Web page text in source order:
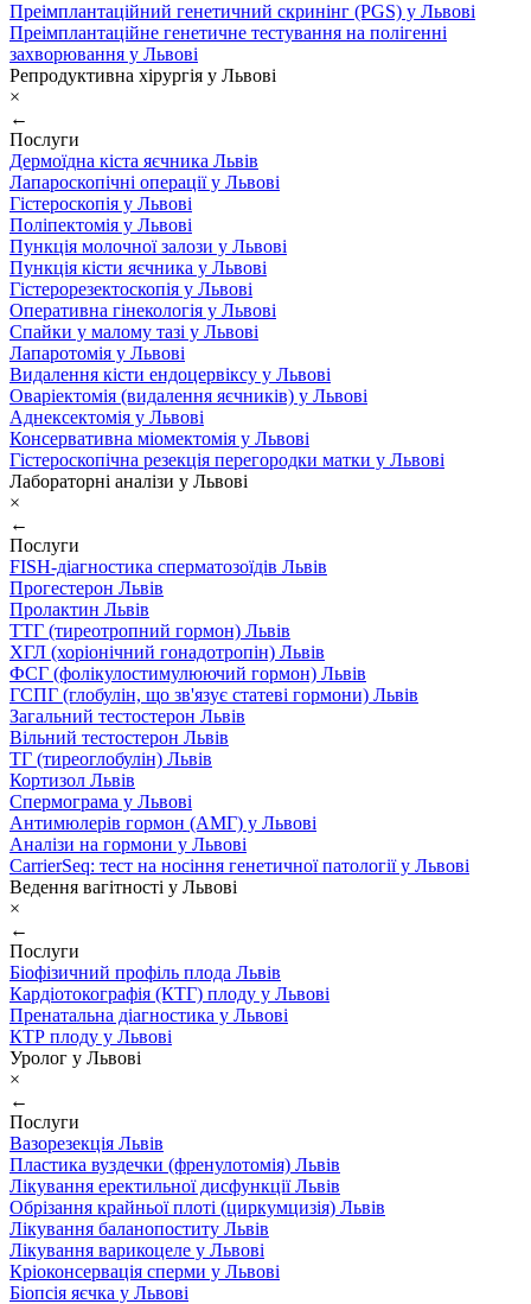
Преімплантаційний генетичний скринінг (PGS) у Львові
Преімплантаційне генетичне тестування на полігенні
захворювання у Львові
Репродуктивна хірургія у Львові
×
←
Послуги
Дермоїдна кіста яєчника Львів
Лапароскопічні операції у Львові
Гістероскопія у Львові
Поліпектомія у Львові
Пункція молочної залози у Львові
Пункція кісти яєчника у Львові
Гістерорезектоскопія у Львові
Оперативна гінекологія у Львові
Спайки у малому тазі у Львові
Лапаротомія у Львові
Видалення кісти ендоцервіксу у Львові
Оваріектомія (видалення яєчників) у Львові
Аднексектомія у Львові
Консервативна міомектомія у Львові
Гістероскопічна резекція перегородки матки у Львові
Лабораторні аналізи у Львові
×
←
Послуги
FISH-діагностика сперматозоїдів Львів
Прогестерон Львів
Пролактин Львів
ТТГ (тиреотропний гормон) Львів
ХГЛ (хоріонічний гонадотропін) Львів
ФСГ (фолікулостимулюючий гормон) Львів
ГСПГ (глобулін, що зв'язує статеві гормони) Львів
Загальний тестостерон Львів
Вільний тестостерон Львів
ТГ (тиреоглобулін) Львів
Кортизол Львів
Спермограма у Львові
Антимюлерів гормон (АМГ) у Львові
Аналізи на гормони у Львові
CarrierSeq: тест на носіння генетичної патології у Львові
Ведення вагітності у Львові
×
←
Послуги
Біофізичний профіль плода Львів
Кардіотокографія (КТГ) плоду у Львові
Пренатальна діагностика у Львові
КТР плоду у Львові
Уролог у Львові
×
←
Послуги
Вазорезекція Львів
Пластика вуздечки (френулотомія) Львів
Лікування еректильної дисфункції Львів
Обрізання крайньої плоті (циркумцизія) Львів
Лікування баланопоститу Львів
Лікування варикоцеле у Львові
Кріоконсервація сперми у Львові
Біопсія яєчка у Львові